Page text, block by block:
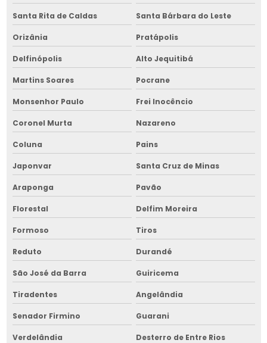
Santa Rita de Caldas Santa Bárbara do Leste
Orizânia Pratápolis
Delfinópolis Alto Jequitibá
Martins Soares Pocrane
Monsenhor Paulo Frei Inocêncio
Coronel Murta Nazareno
Coluna Pains
Japonvar Santa Cruz de Minas
Araponga Pavão
Florestal Delfim Moreira
Formoso Tiros
Reduto Durandé
São José da Barra Guiricema
Tiradentes Angelândia
Senador Firmino Guarani
Verdelândia Desterro de Entre Rios